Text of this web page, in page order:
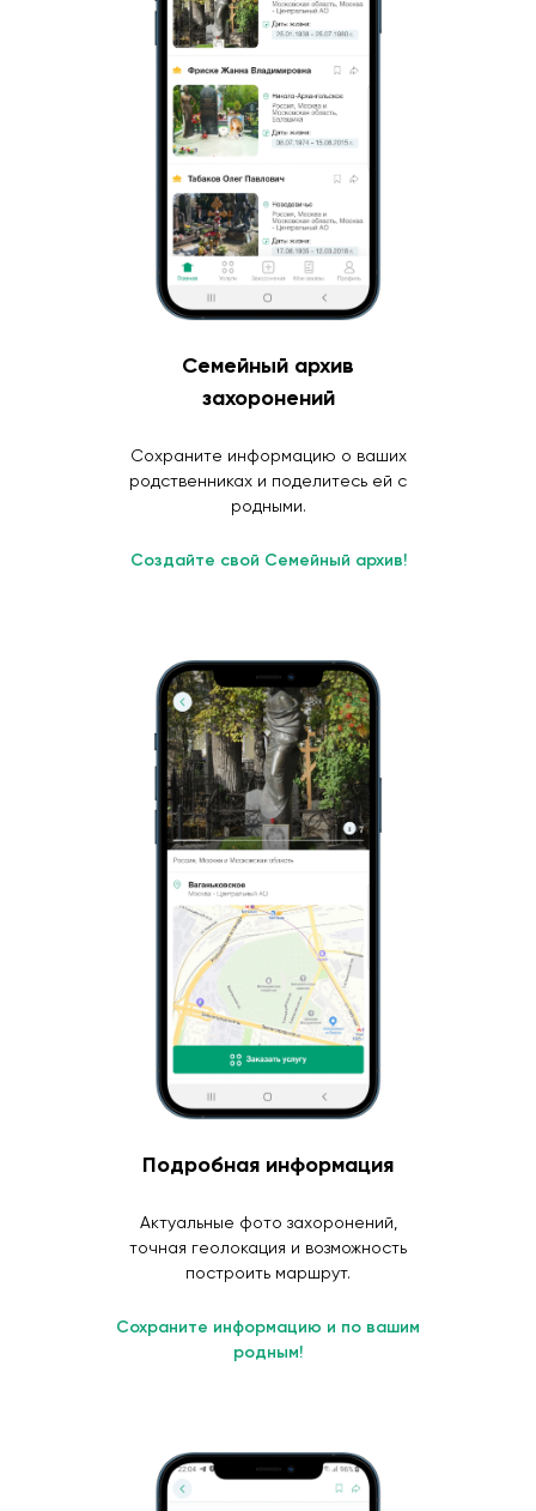
Семейный архив
захоронений
Сохраните информацию о ваших
родственниках и поделитесь ей с
родными.
Создайте свой Семейный архив!
Подробная информация
Актуальные фото захоронений,
точная геолокация и возможность
построить маршрут.
Сохраните информацию и по вашим
родным!